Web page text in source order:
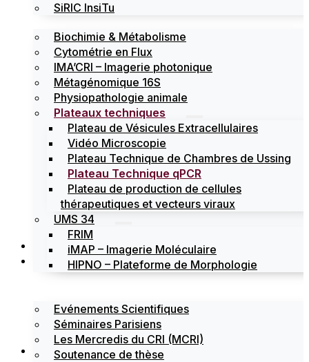
SiRIC InsiTu
Biochimie & Métabolisme
Cytométrie en Flux
IMA’CRI – Imagerie photonique
Métagénomique 16S
Physiopathologie animale
Plateaux techniques
Plateau de Vésicules Extracellulaires
Vidéo Microscopie
Plateau Technique de Chambres de Ussing
Plateau Technique qPCR
Plateau de production de cellules
thérapeutiques et vecteurs viraux
UMS 34
FRIM
iMAP – Imagerie Moléculaire
HIPNO – Plateforme de Morphologie
Actualités
Évènements
Evénements Scientifiques
Séminaires Parisiens
Les Mercredis du CRI (MCRI)
Soutenance de thèse
Emploi / stages